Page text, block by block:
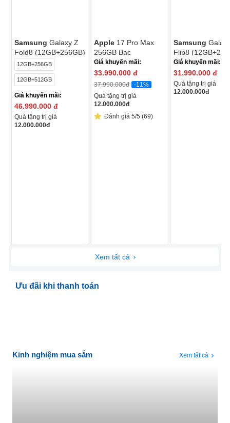
Samsung Galaxy Z
Fold8 (12GB+256GB)
12GB+256GB
12GB+512GB
Giá khuyến mãi:
46.990.000 đ
Quà tặng trị giá
12.000.000đ
Apple 17 Pro Max
256GB Bạc
Giá khuyến mãi:
33.990.000 đ
37.990.000đ
-11%
Quà tặng trị giá
12.000.000đ
Đánh giá 5/5 (69)
Samsung
Flip8
Giá khuyến mãi:
31.990.000 đ
Quà tặng trị giá
12.000.000đ
Xem tất cả
Ưu đãi khi thanh toán
Kinh nghiệm mua sắm Xem tất cả